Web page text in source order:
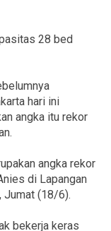
28 bed
hari ini
angka itu rekor
angka rekor
di Lapangan
Jumat (18/6).
bekerja keras